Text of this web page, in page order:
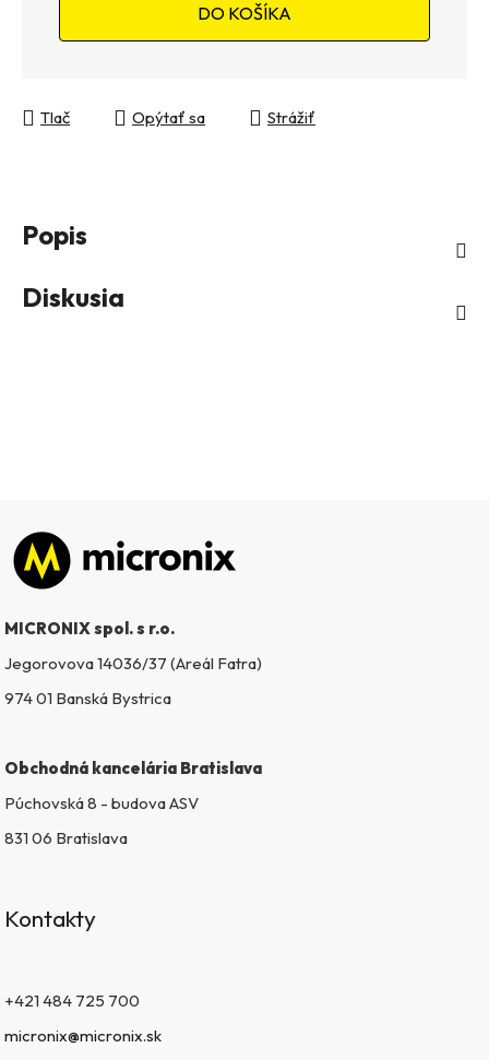
DO KOŠÍKA
Tlač Opýtať sa Strážiť
Popis
Diskusia
Zápätie
MICRONIX spol. s r.o.
Jegorovova 14036/37 (Areál Fatra)
974 01 Banská Bystrica
Obchodná kancelária Bratislava
Púchovská 8 - budova ASV
831 06 Bratislava
Kontakty
+421 484 725 700
micronix@micronix.sk